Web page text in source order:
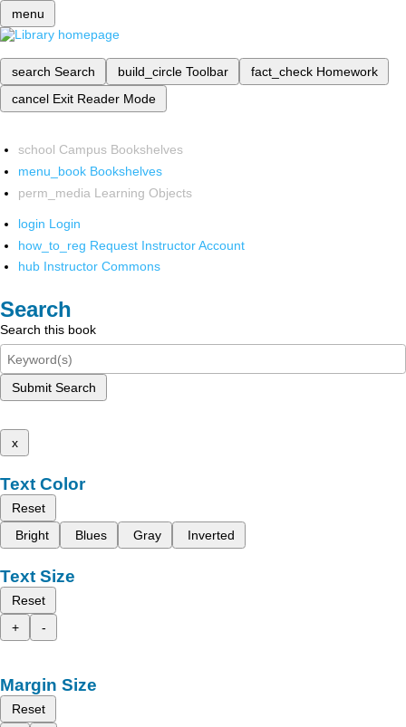
menu
search Search build_circle Toolbar fact_check Homework
cancel Exit Reader Mode
school Campus Bookshelves
menu_book Bookshelves
perm_media Learning Objects
login Login
how_to_reg Request Instructor Account
hub Instructor Commons
Search
Search this book
Submit Search
x
Text Color
Reset
Bright
Blues Gray Inverted
Text Size
Reset
+
-
Margin Size
Reset